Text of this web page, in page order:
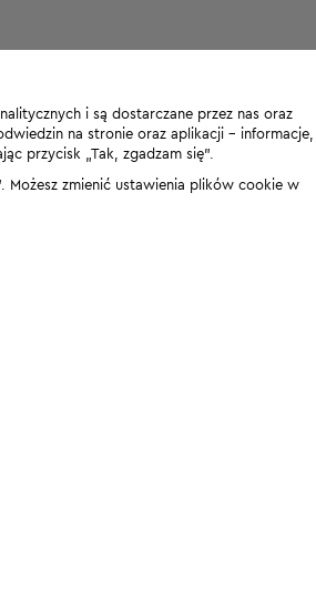
i są dostarczane przez nas oraz
na stronie oraz aplikacji - informacje,
przycisk „Tak, zgadzam się”.
Możesz zmienić ustawienia plików cookie w